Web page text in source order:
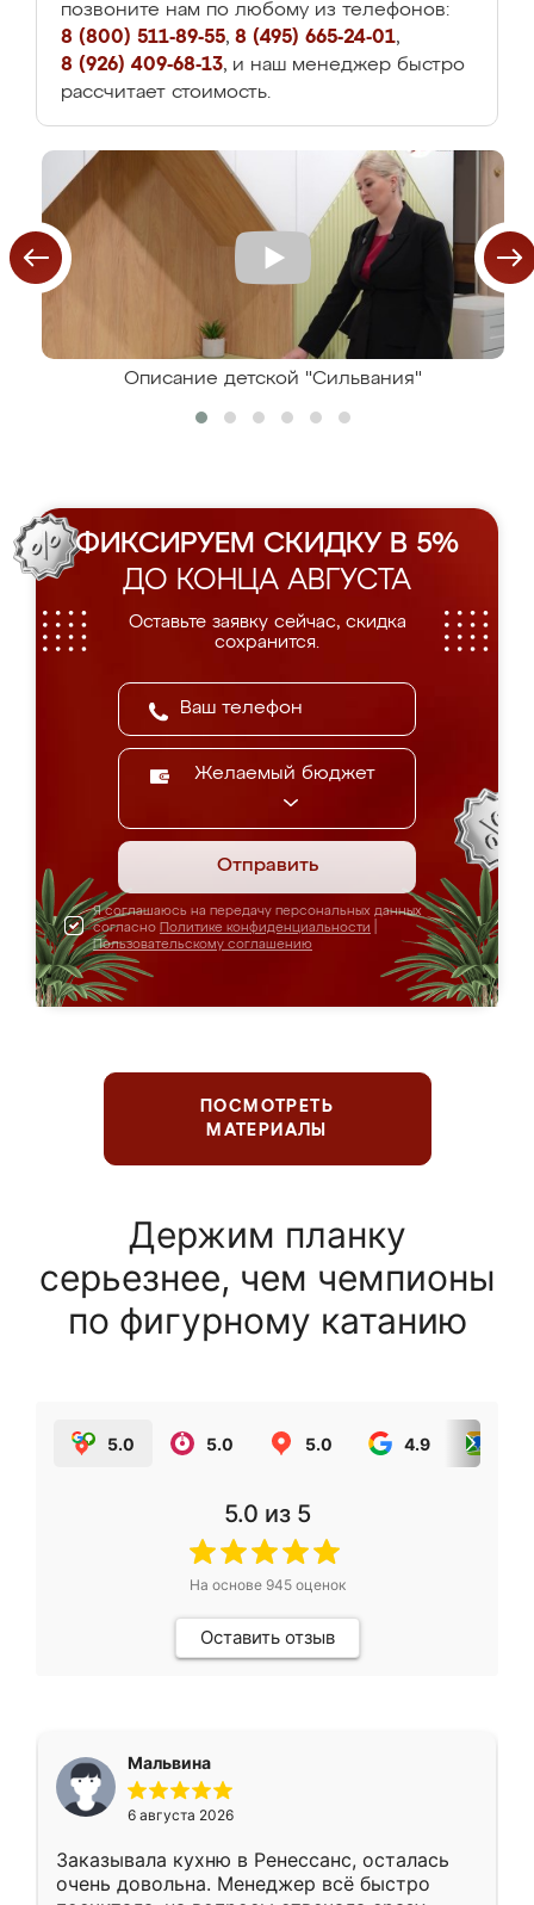
позвоните нам по любому из телефонов:
8 (800) 511-89-55, 8 (495) 665-24-01,
8 (926) 409-68-13, и наш менеджер быстро
рассчитает стоимость.
Описание детской "Сильвания"
ФИКСИРУЕМ СКИДКУ В 5%
ДО КОНЦА АВГУСТА
Оставьте заявку сейчас, скидка
сохранится.
Желаемый бюджет
Отправить
Я соглашаюсь на передачу персональных данных
согласно Политике конфиденциальности
Пользовательскому соглашению
ПОСМОТРЕТЬ
МАТЕРИАЛЫ
Держим планку
серьезнее, чем чемпионы
по фигурному катанию
5.0 5.0 5.0 4.9
5.0 из 5
На основе 945оценок
Оставить отзыв
Мальвина
6 августа 2026
Заказывала кухню в Ренессанс, осталась
очень довольна. Менеджер всё быстро